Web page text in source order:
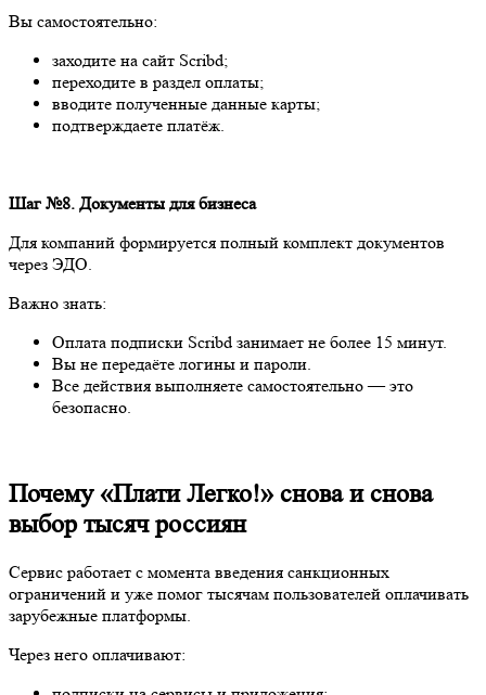
Вы самостоятельно:
заходите на сайт Scribd;
переходите в раздел оплаты;
вводите полученные данные карты;
подтверждаете платёж.
Шаг №8. Документы для бизнеса
Для компаний формируется полный комплект документов
через ЭДО.
Важно знать:
Оплата подписки Scribd занимает не более 15 минут.
Вы не передаёте логины и пароли.
Все действия выполняете самостоятельно — это
безопасно.
Почему «Плати Легко!» снова и снова
выбор тысяч россиян
Сервис работает с момента введения санкционных
ограничений и уже помог тысячам пользователей оплачивать
зарубежные платформы.
Через него оплачивают: